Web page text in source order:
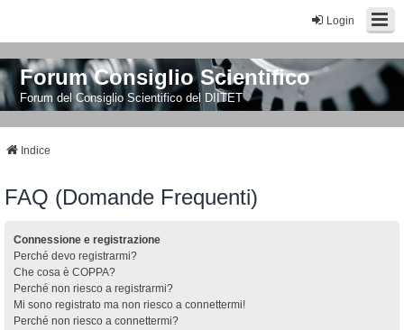
Login
Forum Consiglio Scientifico
Forum del Consiglio Scientifico del DIITET
Indice
FAQ (Domande Frequenti)
Connessione e registrazione
Perché devo registrarmi?
Che cosa è COPPA?
Perché non riesco a registrarmi?
Mi sono registrato ma non riesco a connettermi!
Perché non riesco a connettermi?